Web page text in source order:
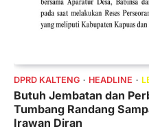
DPRD KALTENG HEADLINE
Butuh Jembatan dan
Tumbang Randang
Irawan Diran